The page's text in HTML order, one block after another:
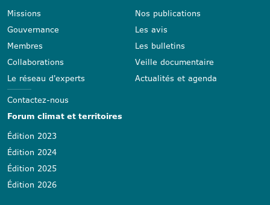
Missions
Gouvernance
Membres
Collaborations
Le réseau d'experts
Contactez-nous
Nos publications
Les avis
Les bulletins
Veille documentaire
Actualités et agenda
Forum climat et territoires
Édition 2023
Édition 2024
Édition 2025
Édition 2026